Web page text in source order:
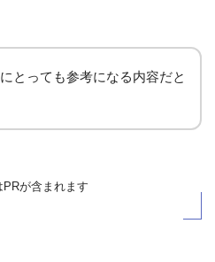
にとっても参考になる内容だと
が含まれます